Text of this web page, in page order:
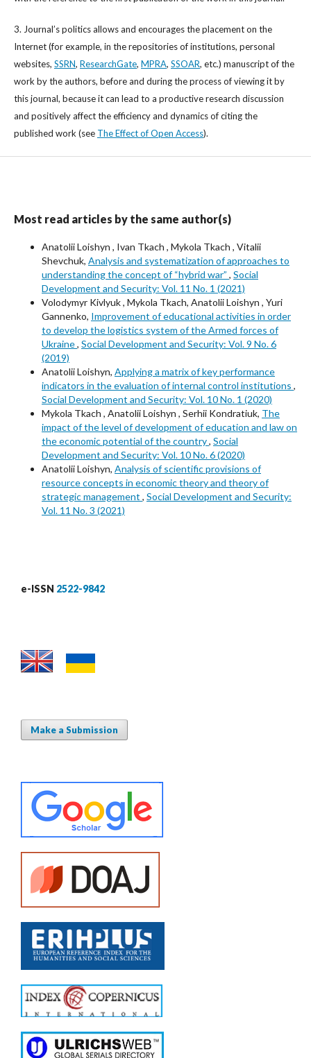
3. Journal’s politics allows and encourages the placement on the
Internet (for example, in the repositories of institutions, personal
websites, SSRN, ResearchGate, MPRA, SSOAR, etc.) manuscript of the
work by the authors, before and during the process of viewing it by
this journal, because it can lead to a productive research discussion
and positively affect the efficiency and dynamics of citing the
published work (see The Effect of Open Access).
Most read articles by the same author(s)
Anatolii Loishyn , Ivan Tkach , Mykola Tkach , Vitalii
Shevchuk, Analysis and systematization of approaches to
understanding the concept of “hybrid war” , Social
Development and Security: Vol. 11 No. 1 (2021)
Volodymyr Kivlyuk , Mykola Tkach, Anatolii Loishyn , Yuri
Gannenko, Improvement of educational activities in order
to develop the logistics system of the Armed forces of
Ukraine, Social Development and Security: Vol. 9 No. 6
(2019)
Anatolii Loishyn, Applying a matrix of key performance
indicators in the evaluation of internal control institutions ,
Social Development and Security: Vol. 10 No. 1 (2020)
Mykola Tkach , Anatolii Loishyn , Serhii Kondratiuk, The
impact of the level of development of education and law on
the economic potential of the country, Social
Development and Security: Vol. 10 No. 6 (2020)
Anatolii Loishyn, Analysis of scientific provisions of
resource concepts in economic theory and theory of
strategic management , Social Development and Security:
Vol. 11 No. 3 (2021)
e-ISSN 2522-9842
Make a Submission